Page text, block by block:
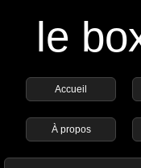
le
Accueil
À propos